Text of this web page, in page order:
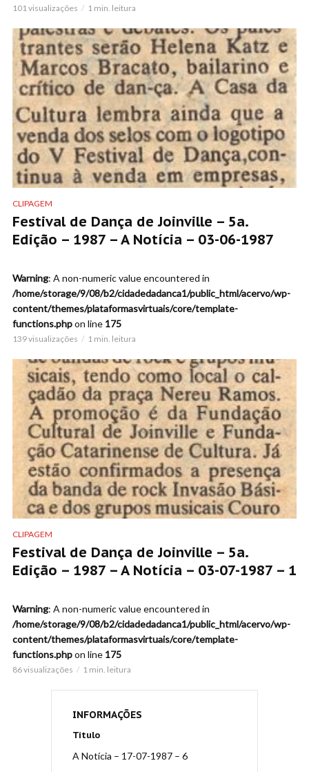
101 visualizações 1 min. leitura
CLIPAGEM
Festival de Dança de Joinville – 5a.
Edição – 1987 – A Notícia – 03-06-1987
Warning: A non-numeric value encountered in
/home/storage/9/08/b2/cidadedadanca1/public_html/acervo/wp-
content/themes/plataformasvirtuais/core/template-
functions.phpon line 175
139 visualizações 1 min. leitura
CLIPAGEM
Festival de Dança de Joinville – 5a.
Edição – 1987 – A Notícia – 03-07-1987 – 1
Warning: A non-numeric value encountered in
/home/storage/9/08/b2/cidadedadanca1/public_html/acervo/wp-
content/themes/plataformasvirtuais/core/template-
functions.phpon line 175
86 visualizações 1 min. leitura
INFORMAÇÕES
Título
A Notícia – 17-07-1987 – 6